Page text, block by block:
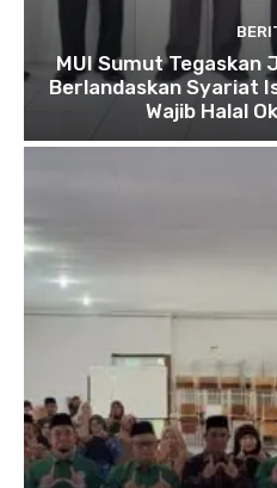
MUI Sumut Tegaskan
Berlandaskan Syariat
Wajib Halal